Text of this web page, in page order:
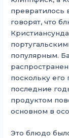
превратилось
говорят, что
популярным.
поскольку
последние
продуктом
основном в
Это блюдо